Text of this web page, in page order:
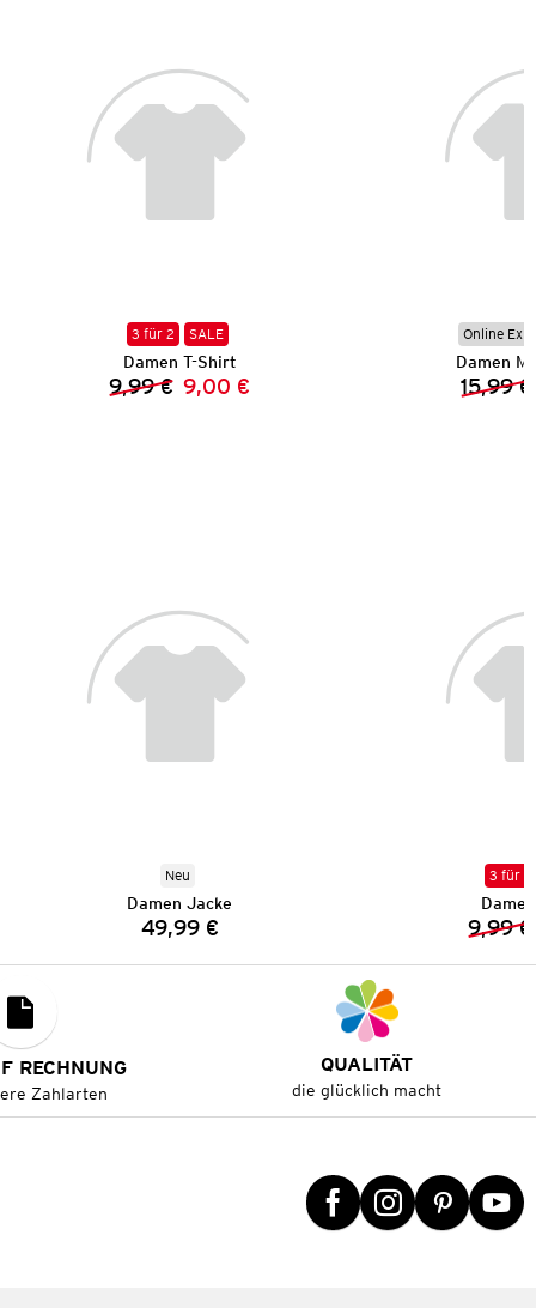
3 für 2 SALE
Damen T-Shirt
Vorheriger Preis:
9,99 € Neuer Preis:
9,00 €
Online
Damen
15,99 €
Neu
Damen Jacke
Preis:
49,99 €
3 für 2
9,99 €
RECHNUNG
Zahlarten
QUALITÄT
die glücklich macht